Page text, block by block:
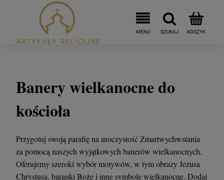
Banery wielkanocne do
kościoła
Przygotuj swoją parafię na uroczystość Zmartwychwstania
za pomocą naszych wyjątkowych banerów wielkanocnych.
Oferujemy szeroki wybór motywów, w tym obrazy Jezusa
Chrystusa, baranki Boże i inne symbole wielkanocne. Dodaj